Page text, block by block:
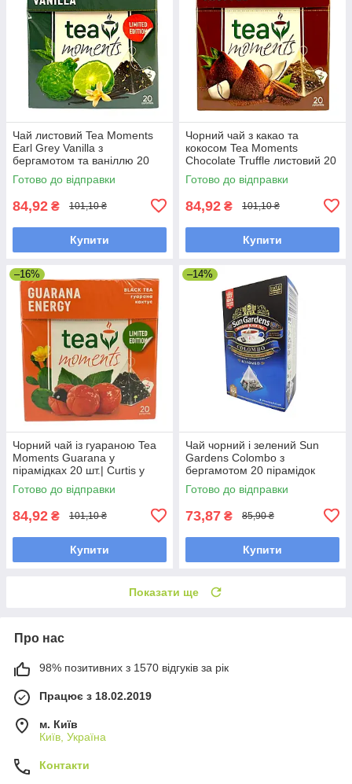
Чай листовий Tea Moments
Earl Grey Vanilla з
бергамотом та ваніллю 20
пірамідок
Готово до відправки
84,92 ₴ 101,10 ₴
Купити
Чорний чай з какао та
кокосом Tea Moments
Chocolate Truffle листовий 20
пірамідок
Готово до відправки
84,92 ₴ 101,10 ₴
Купити
–16%
Чорний чай із гуараною Tea
Moments Guarana у
пірамідках 20 шт.| Curtis у
новому дизайні
Готово до відправки
84,92 ₴ 101,10 ₴
Купити
–14%
Чай чорний і зелений Sun
Gardens Colombo з
бергамотом 20 пірамідок
Готово до відправки
73,87 ₴ 85,90 ₴
Купити
Показати ще
Про нас
98% позитивних з 1570 відгуків за рік
Працює з 18.02.2019
м. Київ
Київ, Україна
Контакти